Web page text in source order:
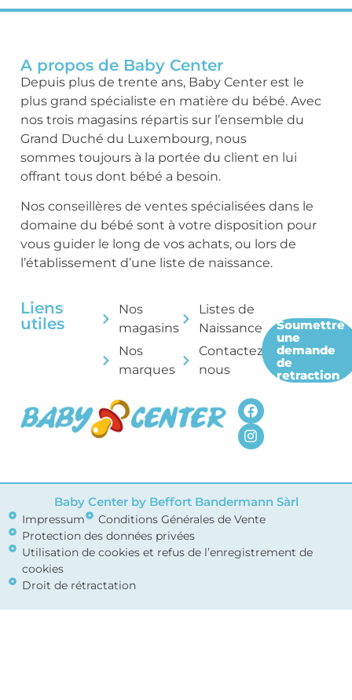
A propos de Baby Center
Depuis plus de trente ans, Baby Center est le
plus grand spécialiste en matière du bébé. Avec
nos trois magasins répartis sur l’ensemble du
Grand Duché du Luxembourg, nous
sommes toujours à la portée du client en lui
offrant tous dont bébé a besoin.
Nos conseillères de ventes spécialisées dans le
domaine du bébé sont à votre disposition pour
vous guider le long de vos achats, ou lors de
l’établissement d’une liste de naissance.
Liens
utiles
Nos
magasins
Nos
marques
Listes de
Naissance
Contactez-
nous
Soumettre
une
demande
de
retraction
Baby Center by Beffort Bandermann Sàrl
Impressum
Conditions Générales de Vente
Protection des données privées
Utilisation de cookies et refus de l’enregistrement de
cookies
Droit de rétractation